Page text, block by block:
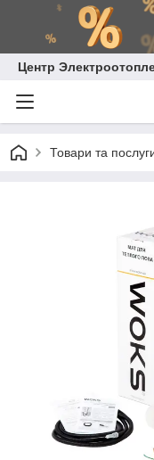
Центр
Товари та